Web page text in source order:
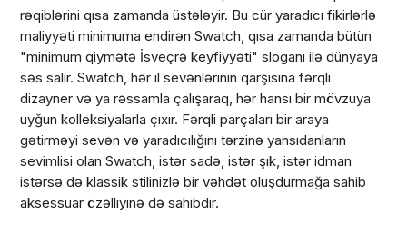
rəqiblərini qısa zamanda üstələyir. Bu cür yaradıcı fikirlərlə
maliyyəti minimuma endirən Swatch, qısa zamanda bütün
"minimum qiymətə İsveçrə keyfiyyəti" sloganı ilə dünyaya
səs salır. Swatch, hər il sevənlərinin qarşısına fərqli
dizayner və ya rəssamla çalışaraq, hər hansı bir mövzuya
uyğun kolleksiyalarla çıxır. Fərqli parçaları bir araya
gətirməyi sevən və yaradıcılığını tərzinə yansıdanların
sevimlisi olan Swatch, istər sadə, istər şık, istər idman
istərsə də klassik stilinizlə bir vəhdət oluşdurmağa sahib
aksessuar özəlliyinə də sahibdir.
Məhsul(lar) səbətə əlavə edildi